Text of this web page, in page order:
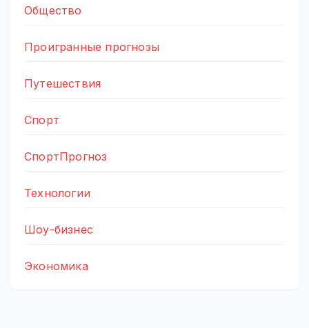
Общество
Проигранные прогнозы
Путешествия
Спорт
СпортПрогноз
Технологии
Шоу-бизнес
Экономика